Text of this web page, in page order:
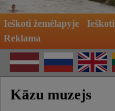
Ieškoti žemėlapyje Ieškoti
Reklama
Kāzu muzejs